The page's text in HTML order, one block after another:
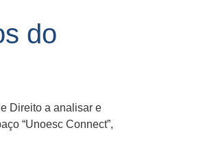
do
Direito a analisar e
“Unoesc Connect”,